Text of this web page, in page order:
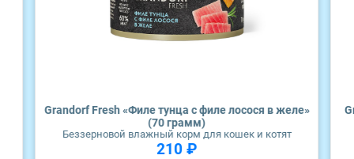
AwardGrandorf Fresh «Филе тунца с филе лосося в желе»
(70 грамм)
Беззерновой влажный корм для кошек и котят
210 ₽